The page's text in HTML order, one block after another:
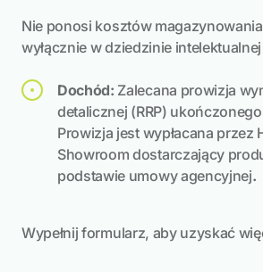
Nie ponosi kosztów
wyłącznie w dziedzinie
Dochód: Zalecana prowizja
detalicznej (RRP)
Prowizja jest wypłacana przez
Showroom dostarczający
podstawie umowy agencyjnej.
Wypełnij formularz, aby uzyskać